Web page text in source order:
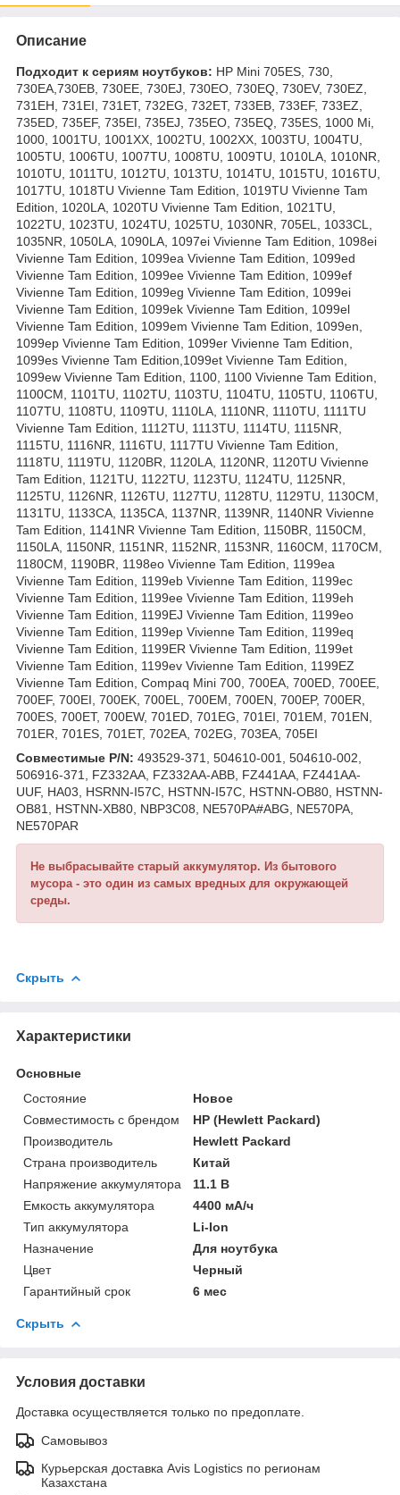
Описание
Подходит к сериям ноутбуков: HP Mini 705ES, 730,
730EA,730EB, 730EE, 730EJ, 730EO, 730EQ, 730EV, 730EZ,
731EH, 731EI, 731ET, 732EG, 732ET, 733EB, 733EF, 733EZ,
735ED, 735EF, 735EI, 735EJ, 735EO, 735EQ, 735ES, 1000 Mi,
1000, 1001TU, 1001XX, 1002TU, 1002XX, 1003TU, 1004TU,
1005TU, 1006TU, 1007TU, 1008TU, 1009TU, 1010LA, 1010NR,
1010TU, 1011TU, 1012TU, 1013TU, 1014TU, 1015TU, 1016TU,
1017TU, 1018TU Vivienne Tam Edition, 1019TU Vivienne Tam
Edition, 1020LA, 1020TU Vivienne Tam Edition, 1021TU,
1022TU, 1023TU, 1024TU, 1025TU, 1030NR, 705EL, 1033CL,
1035NR, 1050LA, 1090LA, 1097ei Vivienne Tam Edition, 1098ei
Vivienne Tam Edition, 1099ea Vivienne Tam Edition, 1099ed
Vivienne Tam Edition, 1099ee Vivienne Tam Edition, 1099ef
Vivienne Tam Edition, 1099eg Vivienne Tam Edition, 1099ei
Vivienne Tam Edition, 1099ek Vivienne Tam Edition, 1099el
Vivienne Tam Edition, 1099em Vivienne Tam Edition, 1099en,
1099ep Vivienne Tam Edition, 1099er Vivienne Tam Edition,
1099es Vivienne Tam Edition,1099et Vivienne Tam Edition,
1099ew Vivienne Tam Edition, 1100, 1100 Vivienne Tam Edition,
1100CM, 1101TU, 1102TU, 1103TU, 1104TU, 1105TU, 1106TU,
1107TU, 1108TU, 1109TU, 1110LA, 1110NR, 1110TU, 1111TU
Vivienne Tam Edition, 1112TU, 1113TU, 1114TU, 1115NR,
1115TU, 1116NR, 1116TU, 1117TU Vivienne Tam Edition,
1118TU, 1119TU, 1120BR, 1120LA, 1120NR, 1120TU Vivienne
Tam Edition, 1121TU, 1122TU, 1123TU, 1124TU, 1125NR,
1125TU, 1126NR, 1126TU, 1127TU, 1128TU, 1129TU, 1130CM,
1131TU, 1133CA, 1135CA, 1137NR, 1139NR, 1140NR Vivienne
Tam Edition, 1141NR Vivienne Tam Edition, 1150BR, 1150CM,
1150LA, 1150NR, 1151NR, 1152NR, 1153NR, 1160CM, 1170CM,
1180CM, 1190BR, 1198eo Vivienne Tam Edition, 1199ea
Vivienne Tam Edition, 1199eb Vivienne Tam Edition, 1199ec
Vivienne Tam Edition, 1199ee Vivienne Tam Edition, 1199eh
Vivienne Tam Edition, 1199EJ Vivienne Tam Edition, 1199eo
Vivienne Tam Edition, 1199ep Vivienne Tam Edition, 1199eq
Vivienne Tam Edition, 1199ER Vivienne Tam Edition, 1199et
Vivienne Tam Edition, 1199ev Vivienne Tam Edition, 1199EZ
Vivienne Tam Edition, Compaq Mini 700, 700EA, 700ED, 700EE,
700EF, 700EI, 700EK, 700EL, 700EM, 700EN, 700EP, 700ER,
700ES, 700ET, 700EW, 701ED, 701EG, 701EI, 701EM, 701EN,
701ER, 701ES, 701ET, 702EA, 702EG, 703EA, 705EI
Совместимые P/N: 493529-371, 504610-001, 504610-002,
506916-371, FZ332AA, FZ332AA-ABB, FZ441AA, FZ441AA-
UUF, HA03, HSRNN-I57C, HSTNN-I57C, HSTNN-OB80, HSTNN-
OB81, HSTNN-XB80, NBP3C08, NE570PA#ABG, NE570PA,
NE570PAR
Не выбрасывайте старый аккумулятор. Из бытового
мусора - это один из самых вредных для окружающей
среды.
Скрыть
Характеристики
Основные
Состояние
Новое
Совместимость с брендом
HP (Hewlett Packard)
Производитель
Hewlett Packard
Страна производитель
Китай
Напряжение аккумулятора
11.1 В
Емкость аккумулятора
4400 мА/ч
Тип аккумулятора
Li-Ion
Назначение
Для ноутбука
Цвет
Черный
Гарантийный срок
6 мес
Скрыть
Условия доставки
Доставка осуществляется только по предоплате.
Самовывоз
Курьерская доставка Avis Logistics по регионам
Казахстана